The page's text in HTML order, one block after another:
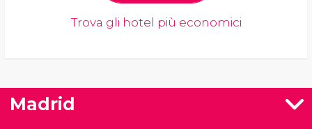
Trova gli hotel più economici
Madrid